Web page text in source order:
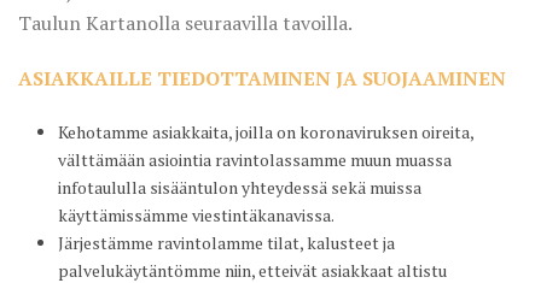
Taulun Kartanolla seuraavilla tavoilla.
ASIAKKAILLE TIEDOTTAMINEN JA SUOJAAMINEN
Kehotamme asiakkaita, joilla on koronaviruksen oireita,
välttämään asiointia ravintolassamme muun muassa
infotaululla sisääntulon yhteydessä sekä muissa
käyttämissämme viestintäkanavissa.
Järjestämme ravintolamme tilat, kalusteet ja
palvelukäytäntömme niin, etteivät asiakkaat altistu